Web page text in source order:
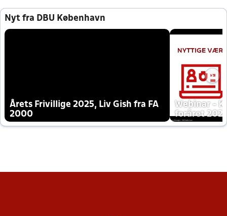
Nyt fra DBU København
Årets Frivillige 2025, Liv Gish fra FA
2000
Webinar -
foråret